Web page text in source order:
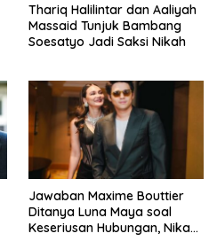
Thariq Halilintar dan Aaliyah
Massaid Tunjuk Bambang
Soesatyo Jadi Saksi Nikah
Jawaban Maxime Bouttier
Ditanya Luna Maya soal
Keseriusan Hubungan, Nikah